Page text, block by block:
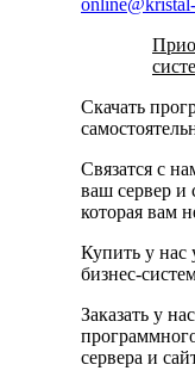
Скачать
Связатся с
ваш сервер и
которая вам
Купить у нас
бизнес-
Заказать у
сервера и